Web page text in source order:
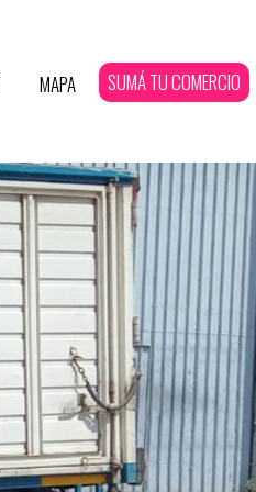
MAPA SUMÁ TU COMERCIO